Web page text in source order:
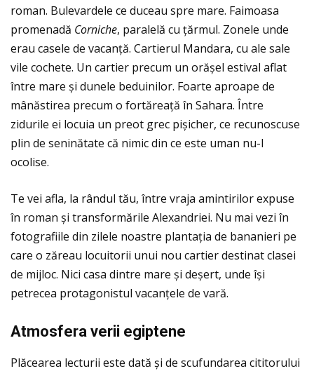
roman. Bulevardele ce duceau spre mare. Faimoasa
promenadă Corniche, paralelă cu ţărmul. Zonele unde
erau casele de vacanţă. Cartierul Mandara, cu ale sale
vile cochete. Un cartier precum un orășel estival aflat
între mare și dunele beduinilor. Foarte aproape de
mânăstirea precum o fortăreaţă în Sahara. Între
zidurile ei locuia un preot grec pișicher, ce recunoscuse
plin de seninătate că nimic din ce este uman nu-l
ocolise.
Te vei afla, la rândul tău, între vraja amintirilor expuse
în roman și transformările Alexandriei. Nu mai vezi în
fotografiile din zilele noastre plantaţia de bananieri pe
care o zăreau locuitorii unui nou cartier destinat clasei
de mijloc. Nici casa dintre mare și deșert, unde își
petrecea protagonistul vacanţele de vară.
Atmosfera verii egiptene
Plăcearea lecturii este dată și de scufundarea cititorului